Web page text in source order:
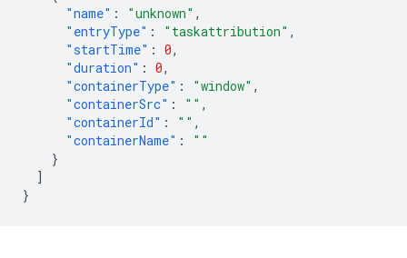
"name" : "unknown" ,
"entryType" : "taskattribution" ,
"startTime" : 0,
"duration" : 0,
"containerType" : "window" ,
"containerSrc" : "" ,
"containerId" : "" ,
"containerName" :
""
}
]
}